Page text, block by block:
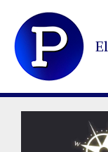
contenido